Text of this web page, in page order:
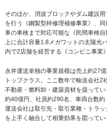
そのほか、消波ブロックやダム建設
を行う《鋼製型枠修理補修事業》、
車の車検まで対応可能な《民間車検
上に合計容量1.8メガワットの太陽光
内で2店舗を経営する《コンビニ事業
永井運送単独の事業規模は売上約27
トップクラス。ここ数年で輸送会社
不動産・燃料卸・建築資材を扱って
約40億円、社員約290名、車両台数
運送会社は取引先・取引業種・トラ
を上手く融合して相乗効果を図って